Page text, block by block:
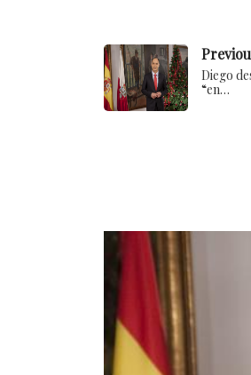
Diego
“en…